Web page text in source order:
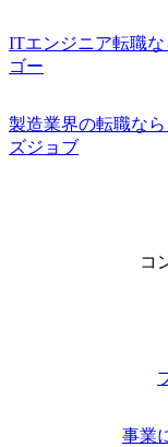
ITエンジニア転職な
ゴー
製造業界の転職な
ズジョブ
コ
事業